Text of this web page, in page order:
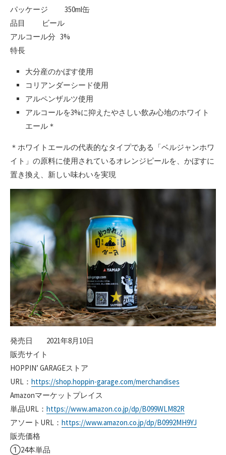
パッケージ 350ml缶
品目 ビール
アルコール分 3%
特長
大分産のかぼす使用
コリアンダーシード使用
アルペンザルツ使用
アルコールを3%に抑えたやさしい飲み心地のホワイト
エール＊
＊ホワイトエールの代表的なタイプである「ベルジャンホワ
イト」の原料に使用されているオレンジピールを、かぼすに
置き換え、新しい味わいを実現
発売日 2021年8月10日
販売サイト
HOPPIN’ GARAGEストア
URL： https://shop.hoppin-garage.com/merchandises
Amazonマーケットプレイス
単品URL： https://www.amazon.co.jp/dp/B099WLM82R
アソートURL： https://www.amazon.co.jp/dp/B0992MH9YJ
販売価格
①24本単品